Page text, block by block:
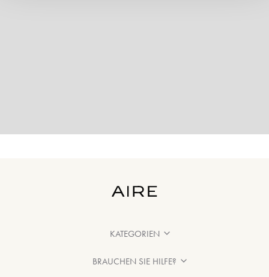
KATEGORIEN
BRAUCHEN SIE HILFE?